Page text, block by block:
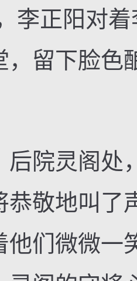
李正阳对
，留下脸色
灵阁处
恭敬地叫了
他们微微一